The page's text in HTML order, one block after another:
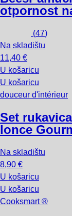
otpornost
(47)
Na skladištu
11,40 €
U košaricu
U košaricu
douceur d'intérieur
Set
lonce
Na skladištu
8,90 €
U košaricu
U košaricu
Cooksmart ®